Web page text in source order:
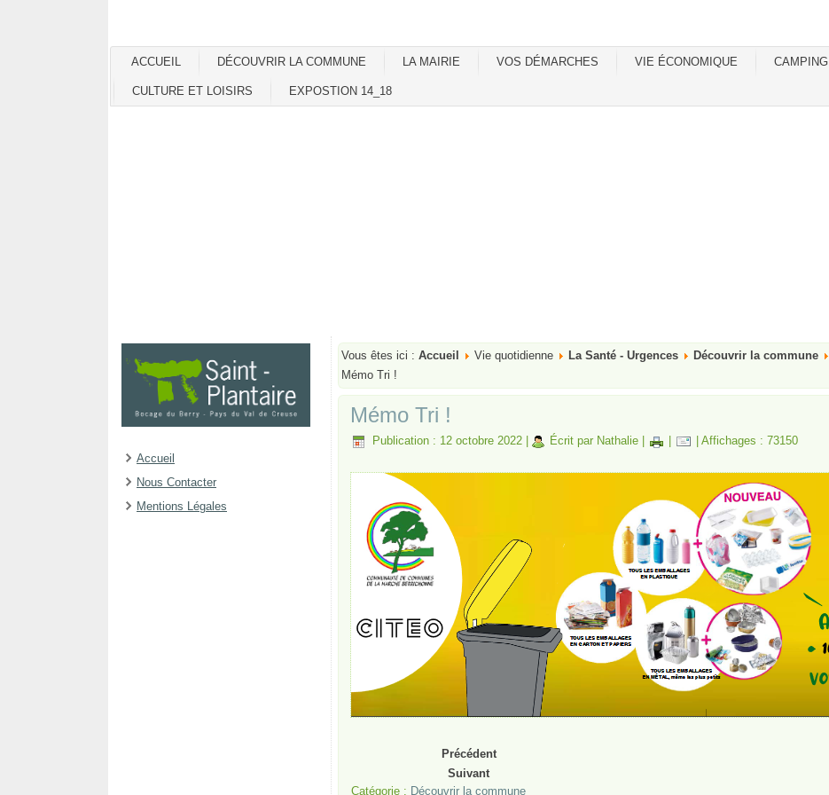
ACCUEIL DÉCOUVRIR LA COMMUNE LA MAIRIE VOS DÉMARCHES VIE ÉCONOMIQUE CAMPING
CULTURE ET LOISIRS EXPOSTION 14_18
Accueil
Nous Contacter
Mentions Légales
Vous êtes ici : Accueil Vie quotidienne La Santé - Urgences
Découvrir la commune
Mémo Tri !
Mémo Tri !
Publication : 12 octobre 2022 Écrit par Nathalie Affichages : 73150
Précédent
Suivant
Catégorie : Découvrir la commune